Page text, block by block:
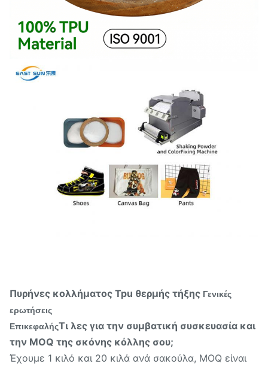
Πυρήνες κολλήματος Tpu θερμής τήξης Γενικές
ερωτήσεις
ΕπικεφαλήςΤι λες για την συμβατική συσκευασία και
την MOQ της σκόνης κόλλης σου;
Έχουμε 1 κιλό και 20 κιλά ανά σακούλα, MOQ είναι